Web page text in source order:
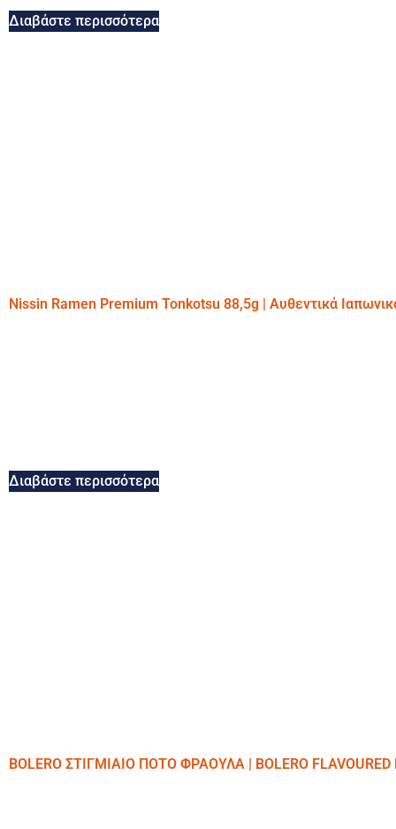
Διαβάστε περισσότερα
Nissin Ramen Premium Tonkotsu 88,5g | Αυθεντικά
Διαβάστε περισσότερα
BOLERO ΣΤΙΓΜΙΑΙΟ ΠΟΤΟ ΦΡΑΟΥΛΑ | BOLERO FLAVOURED